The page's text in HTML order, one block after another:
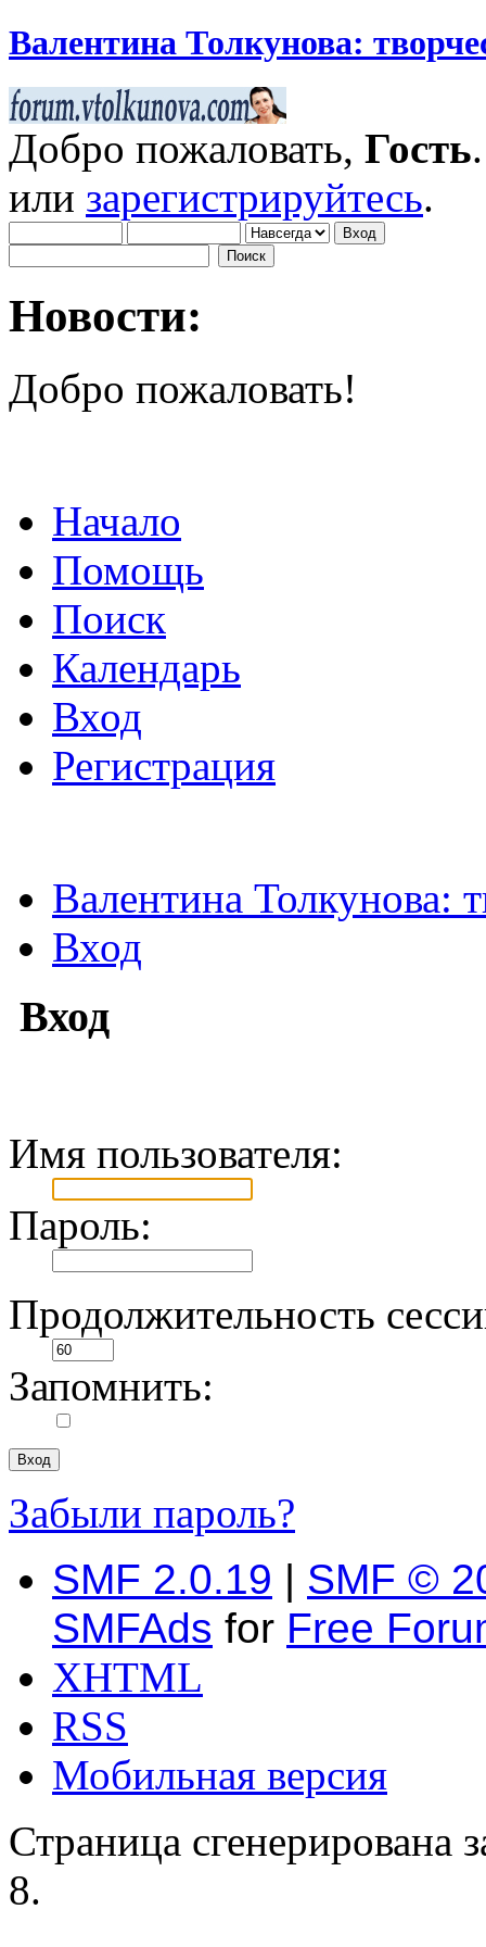
Валентина Толкунова:
Добро пожаловать, Гость
или зарегистрируйтесь.
Новости:
Добро пожаловать!
Начало
Помощь
Поиск
Календарь
Вход
Регистрация
Валентина Толкунова:
Вход
Вход
Имя пользователя:
Пароль:
Продолжительность
Запомнить:
Забыли пароль?
SMF 2.0.19 | SMF ©
SMFAds for Free
XHTML
RSS
Мобильная версия
Страница сгенерирована
8.